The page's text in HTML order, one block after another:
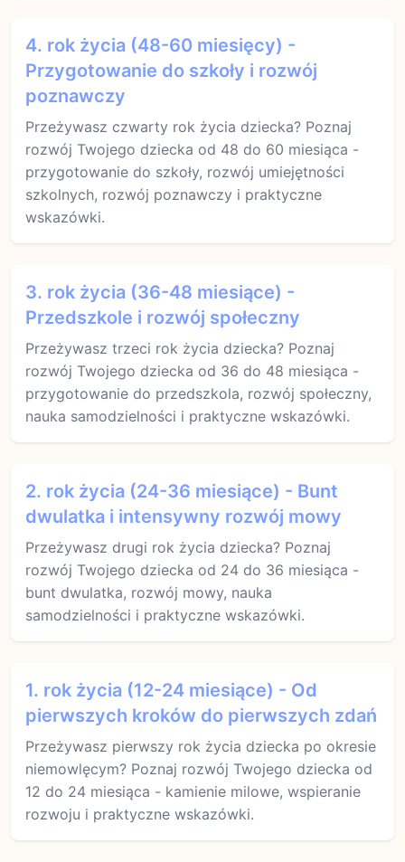
4. rok życia (48-60 miesięcy) -
Przygotowanie do szkoły i rozwój
poznawczy
Przeżywasz czwarty rok życia dziecka? Poznaj
rozwój Twojego dziecka od 48 do 60 miesiąca -
przygotowanie do szkoły, rozwój umiejętności
szkolnych, rozwój poznawczy i praktyczne
wskazówki.
3. rok życia (36-48 miesiące) -
Przedszkole i rozwój społeczny
Przeżywasz trzeci rok życia dziecka? Poznaj
rozwój Twojego dziecka od 36 do 48 miesiąca -
przygotowanie do przedszkola, rozwój społeczny,
nauka samodzielności i praktyczne wskazówki.
2. rok życia (24-36 miesiące) - Bunt
dwulatka i intensywny rozwój mowy
Przeżywasz drugi rok życia dziecka? Poznaj
rozwój Twojego dziecka od 24 do 36 miesiąca -
bunt dwulatka, rozwój mowy, nauka
samodzielności i praktyczne wskazówki.
1. rok życia (12-24 miesiące) - Od
pierwszych kroków do pierwszych zdań
Przeżywasz pierwszy rok życia dziecka po okresie
niemowlęcym? Poznaj rozwój Twojego dziecka od
12 do 24 miesiąca - kamienie milowe, wspieranie
rozwoju i praktyczne wskazówki.